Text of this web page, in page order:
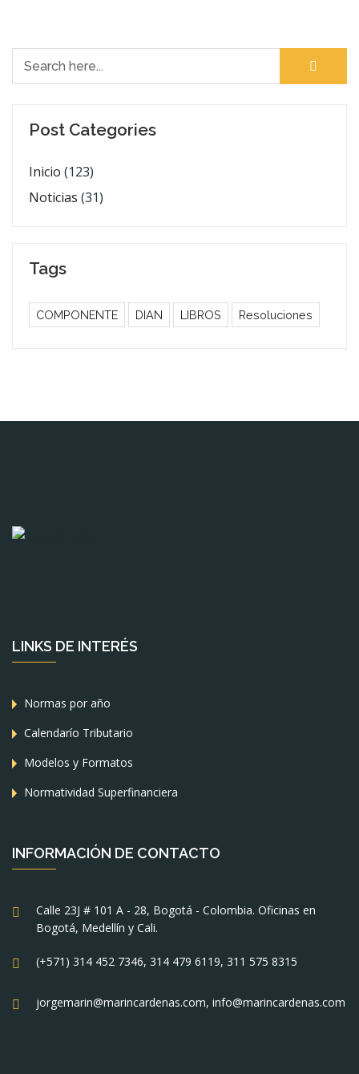
Search for:
Post Categories
Inicio (123)
Noticias (31)
Tags
COMPONENTE DIAN LIBROS Resoluciones
LINKS DE INTERÉS
Normas por año
Calendarío Tributario
Modelos y Formatos
Normatividad Superfinanciera
INFORMACIÓN DE CONTACTO
Calle 23J # 101 A - 28, Bogotá - Colombia. Oficinas en
Bogotá, Medellín y Cali.
(+571) 314 452 7346, 314 479 6119, 311 575 8315
jorgemarin@marincardenas.com, info@marincardenas.com